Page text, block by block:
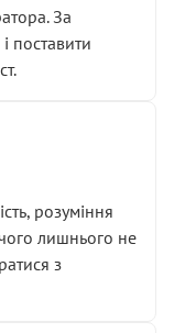
працює не
За
поставити
розуміння
лишнього не
з